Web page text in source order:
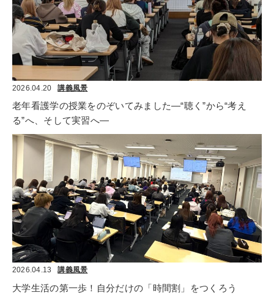
2026.04.20 講義風景
老年看護学の授業をのぞいてみました―“聴く”から“考え
る”へ、そして実習へ―
2026.04.13 講義風景
大学生活の第一歩！自分だけの「時間割」をつくろう